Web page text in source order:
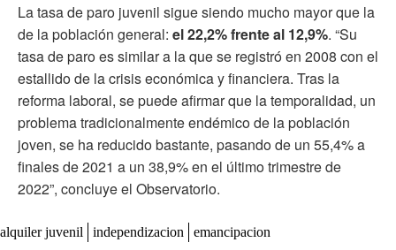
La tasa de paro juvenil sigue siendo mucho mayor que la
de la población general: el 22,2% frente al 12,9%. “Su
tasa de paro es similar a la que se registró en 2008 con el
estallido de la crisis económica y financiera. Tras la
reforma laboral, se puede afirmar que la temporalidad, un
problema tradicionalmente endémico de la población
joven, se ha reducido bastante, pasando de un 55,4% a
finales de 2021 a un 38,9% en el último trimestre de
2022”, concluye el Observatorio.
alquiler juvenil independizacion emancipacion